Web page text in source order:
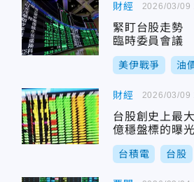
財經
緊盯台股走勢
臨時委員會議
美伊戰爭 油
2026/03/09
財經
台股創史上最
億穩盤標的曝
話了
台積電 台股
2026/03/09